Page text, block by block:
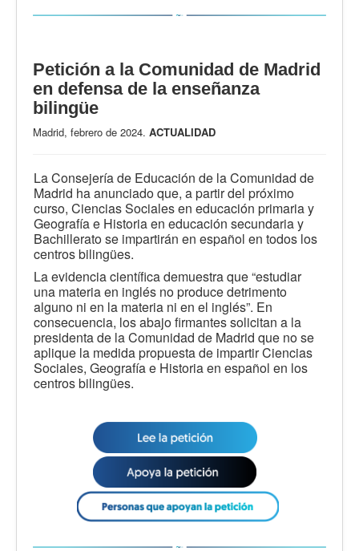
Petición a la Comunidad de Madrid
en defensa de la enseñanza
bilingüe
Madrid, febrero de 2024. ACTUALIDAD
La Consejería de Educación de la Comunidad de
Madrid ha anunciado que, a partir del próximo
curso, Ciencias Sociales en educación primaria y
Geografía e Historia en educación secundaria y
Bachillerato se impartirán en español en todos los
centros bilingües.
La evidencia científica demuestra que “estudiar
una materia en inglés no produce detrimento
alguno ni en la materia ni en el inglés”. En
consecuencia, los abajo firmantes solicitan a la
presidenta de la Comunidad de Madrid que no se
aplique la medida propuesta de impartir Ciencias
Sociales, Geografía e Historia en español en los
centros bilingües.